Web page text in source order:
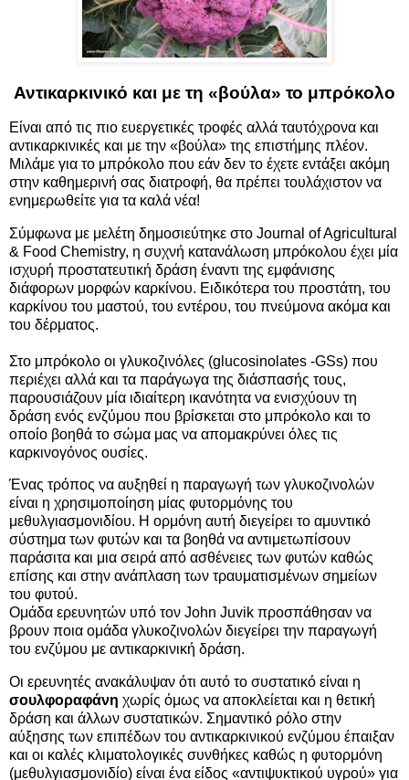
Αντικαρκινικό και με τη «βούλα» το μπρόκολο
Είναι από τις πιο ευεργετικές τροφές αλλά ταυτόχρονα και
αντικαρκινικές και με την «βούλα» της επιστήμης πλέον.
Μιλάμε για το μπρόκολο που εάν δεν το έχετε εντάξει ακόμη
στην καθημερινή σας διατροφή, θα πρέπει τουλάχιστον να
ενημερωθείτε για τα καλά νέα!
Σύμφωνα με μελέτη δημοσιεύτηκε στο Journal of Agricultural
& Food Chemistry, η συχνή κατανάλωση μπρόκολου έχει μία
ισχυρή προστατευτική δράση έναντι της εμφάνισης
διάφορων μορφών καρκίνου. Ειδικότερα του προστάτη, του
καρκίνου του μαστού, του εντέρου, του πνεύμονα ακόμα και
του δέρματος.
Στο μπρόκολο οι γλυκοζινόλες (glucosinolates -GSs) που
περιέχει αλλά και τα παράγωγα της διάσπασής τους,
παρουσιάζουν μία ιδιαίτερη ικανότητα να ενισχύουν τη
δράση ενός ενζύμου που βρίσκεται στο μπρόκολο και το
οποίο βοηθά το σώμα μας να απομακρύνει όλες τις
καρκινογόνος ουσίες.
Ένας τρόπος να αυξηθεί η παραγωγή των γλυκοζινολών
είναι η χρησιμοποίηση μίας φυτορμόνης του
μεθυλγιασμονιδίου. Η ορμόνη αυτή διεγείρει το αμυντικό
σύστημα των φυτών και τα βοηθά να αντιμετωπίσουν
παράσιτα και μια σειρά από ασθένειες των φυτών καθώς
επίσης και στην ανάπλαση των τραυματισμένων σημείων
του φυτού.
Ομάδα ερευνητών υπό τον John Juvik προσπάθησαν να
βρουν ποια ομάδα γλυκοζινολών διεγείρει την παραγωγή
του ενζύμου με αντικαρκινική δράση.
Οι ερευνητές ανακάλυψαν ότι αυτό το συστατικό είναι η
σουλφοραφάνη χωρίς όμως να αποκλείεται και η θετική
δράση και άλλων συστατικών. Σημαντικό ρόλο στην
αύξησης των επιπέδων του αντικαρκινικού ενζύμου έπαιξαν
και οι καλές κλιματολογικές συνθήκες καθώς η φυτορμόνη
(μεθυλγιασμονιδίο) είναι ένα είδος «αντιψυκτικού υγρού» για